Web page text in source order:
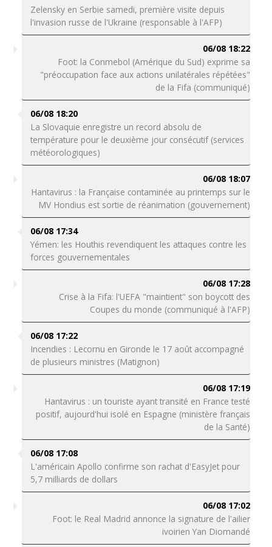
Zelensky en Serbie samedi, première visite depuis
l'invasion russe de l'Ukraine (responsable à l'AFP)
06/08 18:22
Foot: la Conmebol (Amérique du Sud) exprime sa
"préoccupation face aux actions unilatérales répétées"
de la Fifa (communiqué)
06/08 18:20
La Slovaquie enregistre un record absolu de
température pour le deuxième jour consécutif (services
météorologiques)
06/08 18:07
Hantavirus : la Française contaminée au printemps sur le
MV Hondius est sortie de réanimation (gouvernement)
06/08 17:34
Yémen: les Houthis revendiquent les attaques contre les
forces gouvernementales
06/08 17:28
Crise à la Fifa: l'UEFA "maintient" son boycott des
Coupes du monde (communiqué à l'AFP)
06/08 17:22
Incendies : Lecornu en Gironde le 17 août accompagné
de plusieurs ministres (Matignon)
06/08 17:19
Hantavirus : un touriste ayant transité en France testé
positif, aujourd'hui isolé en Espagne (ministère français
de la Santé)
06/08 17:08
L'américain Apollo confirme son rachat d'EasyJet pour
5,7 milliards de dollars
06/08 17:02
Foot: le Real Madrid annonce la signature de l'ailier
ivoirien Yan Diomandé